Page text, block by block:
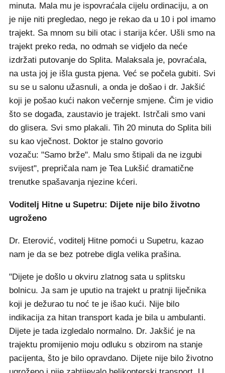
minuta. Mala mu je ispovraćala cijelu ordinaciju, a on
je nije niti pregledao, nego je rekao da u 10 i pol imamo
trajekt. Sa mnom su bili otac i starija kćer. Ušli smo na
trajekt preko reda, no odmah se vidjelo da neće
izdržati putovanje do Splita. Malaksala je, povraćala,
na usta joj je išla gusta pjena. Već se počela gubiti. Svi
su se u salonu užasnuli, a onda je došao i dr. Jakšić
koji je pošao kući nakon večernje smjene. Čim je vidio
što se događa, zaustavio je trajekt. Istrčali smo vani
do glisera. Svi smo plakali. Tih 20 minuta do Splita bili
su kao vječnost. Doktor je stalno govorio
vozaču: "Samo brže". Malu smo štipali da ne izgubi
svijest", prepričala nam je Tea Lukšić dramatične
trenutke spašavanja njezine kćeri.
Voditelj Hitne u Supetru: Dijete nije bilo životno
ugroženo
Dr. Eterović, voditelj Hitne pomoći u Supetru, kazao
nam je da se bez potrebe digla velika prašina.
"Dijete je došlo u okviru zlatnog sata u splitsku
bolnicu. Ja sam je uputio na trajekt u pratnji liječnika
koji je dežurao tu noć te je išao kući. Nije bilo
indikacija za hitan transport kada je bila u ambulanti.
Dijete je tada izgledalo normalno. Dr. Jakšić je na
trajektu promijenio moju odluku s obzirom na stanje
pacijenta, što je bilo opravdano. Dijete nije bilo životno